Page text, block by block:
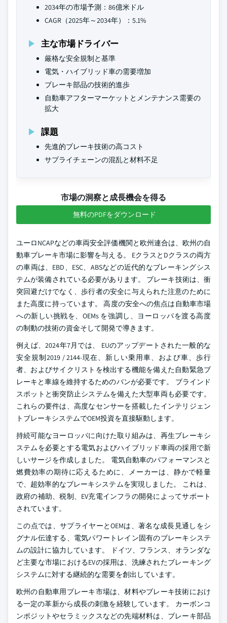
2034年の市場予測：86億米ドル
CAGR（2025年～2034年）：5.1%
主な市場ドライバー
厳格な安全規制と基準
電気・ハイブリッド車の需要増加
ブレーキ部品の技術的進歩
自動車アフターマーケットとメンテナンス需要の
拡大
課題
先進的ブレーキ技術の高コスト
サプライチェーンの混乱と材料不足
市場の洞察と成長機会を得る
無料のPDFをダウンロード
ユーロNCAPなどの車両安全評価機関と欧州連合は、欧州の自
動車ブレーキ市場に影響を与える。 EクラスとDクラスの両方
の車両は、EBD、ESC、ABSなどの近代的なブレーキングシス
テムが装備されている必要があります。 ブレーキ技術は、衝
突回避だけでなく、歩行者の安全に与えられた注意のために
また高度に持っています。 高度の安全への焦点は自動車市場
への新しい挑戦を、OEMs を強調し、ヨーロッパを渡る高度
の制動の技術の資金そして開発で導きます。
例えば、2024年7月では、 EUのアップデートされた一般的な
安全規制2019 / 2144-現在、新しい乗用車、および車、歩行
者、およびサイクリストを検出する機能を備えた自動緊急ブ
レーキと車線を維持するためのバンが必要です。 ブラインド
スポットと衝突防止システムを備えた大型車両も必要です。
これらの要件は、高度なセンサーを搭載したインテリジェン
トブレーキシステムでOEM投資を直接駆動します。
持続可能なヨーロッパに向けた取り組みは、再生ブレーキシ
ステムを必要とする電気およびハイブリッド車両の採用で新
しいサージを作成しました。 電気自動車のパフォーマンスと
燃費効率の期待に応えるために、メーカーは、静かで軽量
で、超効率的なブレーキシステムを実現しました。 これは、
政府の補助、税制、EV充電インフラの開発によってサポート
されています。
この点では、サプライヤーとOEMは、著名な成長見通しをシ
グナル伝達する、電気パワートレイン固有のブレーキシステ
ムの設計に協力しています。 ドイツ、フランス、オランダな
ど主要な市場におけるEVの採用は、洗練されたブレーキング
システムに対する継続的な需要を創出しています。
欧州の自動車用ブレーキ市場は、材料やブレーキ技術におけ
る一定の革新から成長の刺激を経験しています。 カーボンコ
ンポジットやセラミックスなどの先端材料は、ブレーキ部品